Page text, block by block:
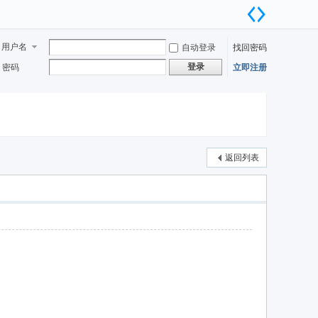
用户名 自动登录
找回密码
密码
登录 立即注册
返回列表